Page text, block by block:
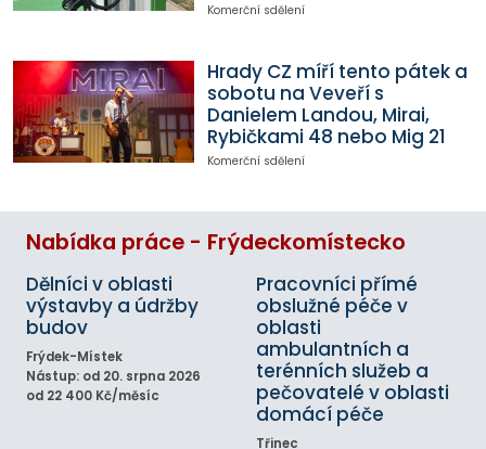
Komerční sdělení
Hrady CZ míří tento pátek a
sobotu na Veveří s
Danielem Landou, Mirai,
Rybičkami 48 nebo Mig 21
Komerční sdělení
Nabídka práce - Frýdeckomístecko
Dělníci v oblasti
výstavby a údržby
budov
Frýdek-Místek
Nástup: od 20. srpna 2026
od 22 400 Kč/měsíc
Pracovníci přímé
obslužné péče v
oblasti
ambulantních a
terénních služeb a
pečovatelé v oblasti
domácí péče
Třinec